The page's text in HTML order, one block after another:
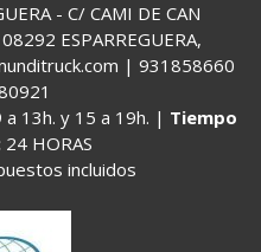
- C/ CAMI DE CAN
ESPARREGUERA,
| 931858660
13h. y 15 a 19h. | Tiempo
24 HORAS
incluidos